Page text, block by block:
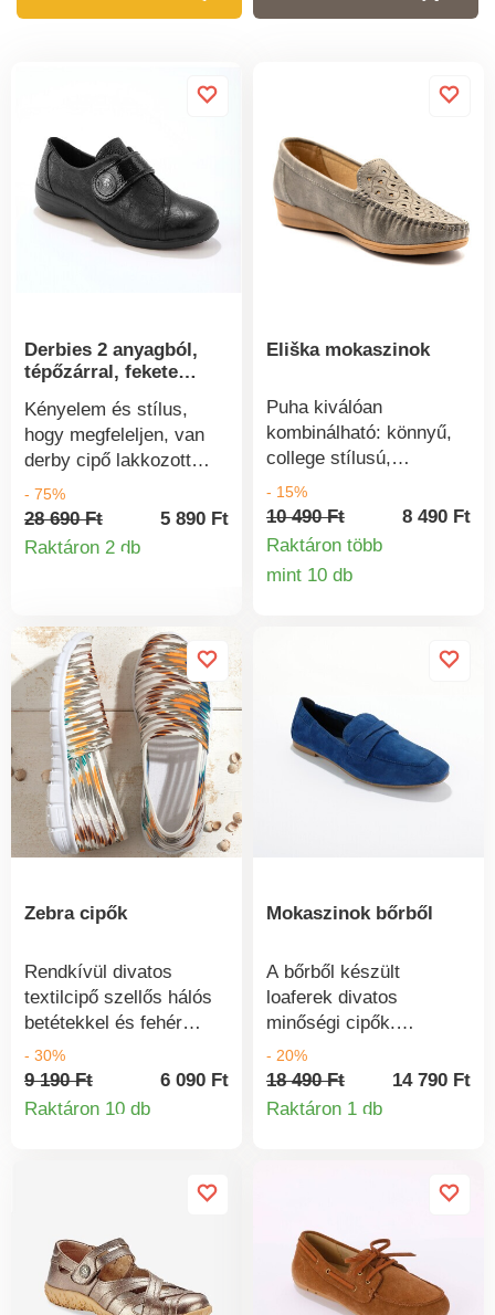
Derbies 2 anyagból,
tépőzárral, fekete
Kényelem és stílus,
hogy megfeleljen, van
derby cipő lakkozott
változatban, repedezett
mintával. Nagyon
kényelmes. Lakkozott
Varrás a felsőrészen és
strukturált szabás.
Lakkozott bőrszíj
tépőzárral és elasztikus
derékpánttal a könnyű
fel- és levétel
érdekében. Bijou fém
díszítés a pánton.
Kivehető talpbetét.
nedvesség elleni
- 75%
28 690 Ft
5 890 Ft
Raktáron 2 dbTermékinformációk
Eliška mokaszinok
Puha kiválóan
kombinálható: könnyű,
college stílusú,
bársonyos nubukbőr
hatású papucscipő,
szellős lyukmintával és
Klasszikus színekben! A
- 15%
10 490 Ft
8 490 Ft
Raktáron több
mint 10 db
Zebra cipők
Rendkívül divatos
textilcipő szellős hálós
betétekkel és fehér
profilozott talppal.
Kényelem kellemes
párnázottsággal. Ék kb.
- 30%
9 190 Ft
6 090 Ft
Raktáron 10 dbTermékinformációk
Mokaszinok bőrből
A bőrből készült
loaferek divatos
minőségi cipők.
Rugalmas bőrből
készült. Habszivacs
talp. Rugalmas sarok a
Csúszásmentes talp. Új
cipőjét egy
vattakorongra felvitt
kevés toalettkrémmel
kezelheti, szintén
- 20%
18 490 Ft
14 790 Ft
Raktáron 1 db